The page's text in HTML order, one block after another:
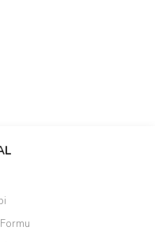
yapın!